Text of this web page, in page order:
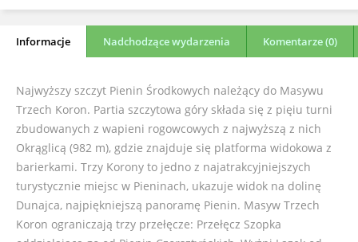
Informacje Nadchodzące wydarzenia Komentarze (0)
Najwyższy szczyt Pienin Środkowych należący do Masywu
Trzech Koron. Partia szczytowa góry składa się z pięiu turni
zbudowanych z wapieni rogowcowych z najwyższą z nich
Okrąglicą (982 m), gdzie znajduje się platforma widokowa z
barierkami. Trzy Korony to jedno z najatrakcyjniejszych
turystycznie miejsc w Pieninach, ukazuje widok na dolinę
Dunajca, najpiękniejszą panoramę Pienin. Masyw Trzech
Koron ograniczają trzy przełęcze: Przełęcz Szopka